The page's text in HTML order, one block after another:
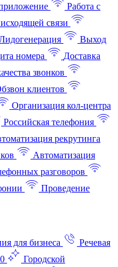
Работа с
связи
Выход
номера
Доставка
звонков
клиентов
Организация кол-центра
Российская телефония
рекрутинга
Автоматизация
разговоров
Проведение
для бизнеса
Речевая
Городской